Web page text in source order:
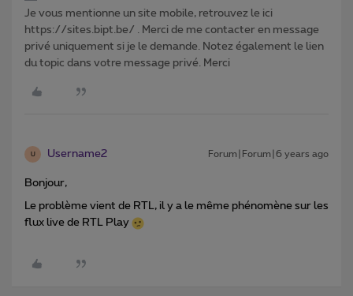
Je vous mentionne un site mobile, retrouvez le ici
https://sites.bipt.be/ . Merci de me contacter en message
privé uniquement si je le demande. Notez également le lien
du topic dans votre message privé. Merci
Username2 Forum|Forum|6 years ago
Bonjour,
Le problème vient de RTL, il y a le même phénomène sur les
flux live de RTL Play